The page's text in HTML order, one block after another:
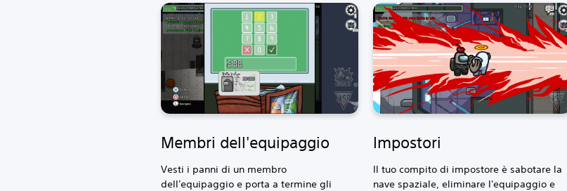
Membri dell'equipaggio
Vesti i panni di un membro
dell'equipaggio e porta a termine gli
Impostori
Il tuo compito di impostore è sabotare la
nave spaziale, eliminare l'equipaggio e